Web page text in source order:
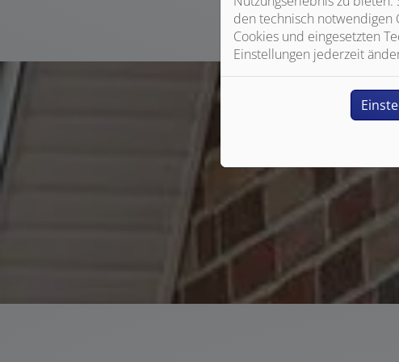
den technisch notwendigen
Cookies und eingesetzten
Einstellungen jederzeit